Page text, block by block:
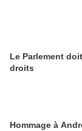
Le Parlement
droits
Hommage à